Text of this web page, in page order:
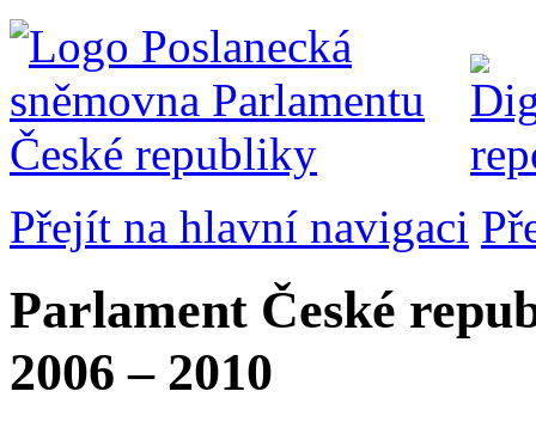
Přejít na hlavní navigaci
Parlament České
2006 – 2010